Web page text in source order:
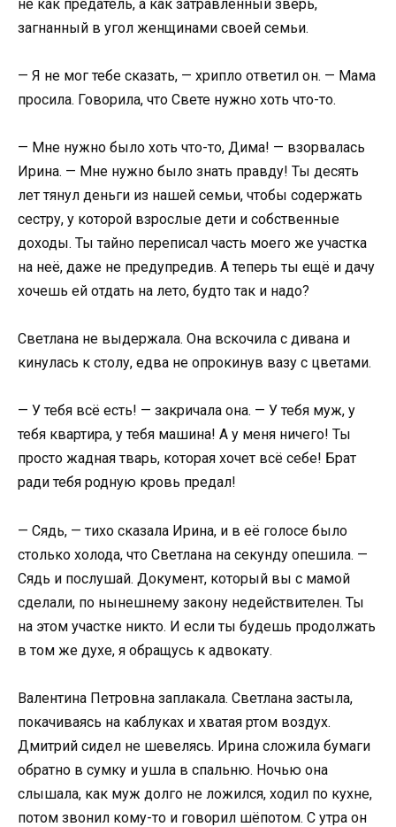
не как предатель, а как затравленный зверь,
загнанный в угол женщинами своей семьи.
— Я не мог тебе сказать, — хрипло ответил он. — Мама
просила. Говорила, что Свете нужно хоть что-то.
— Мне нужно было хоть что-то, Дима! — взорвалась
Ирина. — Мне нужно было знать правду! Ты десять
лет тянул деньги из нашей семьи, чтобы содержать
сестру, у которой взрослые дети и собственные
доходы. Ты тайно переписал часть моего же участка
на неё, даже не предупредив. А теперь ты ещё и дачу
хочешь ей отдать на лето, будто так и надо?
Светлана не выдержала. Она вскочила с дивана и
кинулась к столу, едва не опрокинув вазу с цветами.
— У тебя всё есть! — закричала она. — У тебя муж, у
тебя квартира, у тебя машина! А у меня ничего! Ты
просто жадная тварь, которая хочет всё себе! Брат
ради тебя родную кровь предал!
— Сядь, — тихо сказала Ирина, и в её голосе было
столько холода, что Светлана на секунду опешила. —
Сядь и послушай. Документ, который вы с мамой
сделали, по нынешнему закону недействителен. Ты
на этом участке никто. И если ты будешь продолжать
в том же духе, я обращусь к адвокату.
Валентина Петровна заплакала. Светлана застыла,
покачиваясь на каблуках и хватая ртом воздух.
Дмитрий сидел не шевелясь. Ирина сложила бумаги
обратно в сумку и ушла в спальню. Ночью она
слышала, как муж долго не ложился, ходил по кухне,
потом звонил кому-то и говорил шёпотом. С утра он